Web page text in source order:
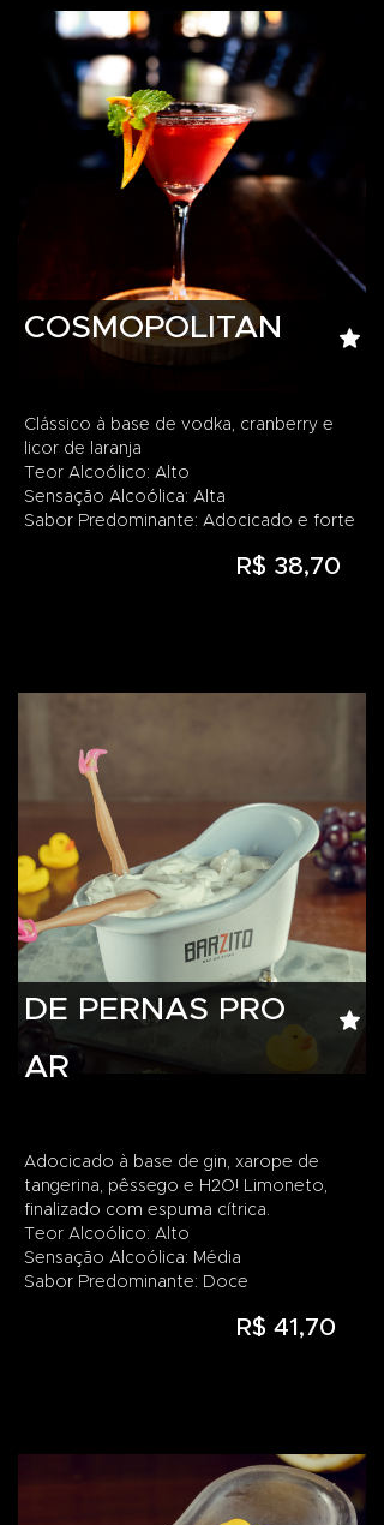
COSMOPOLITAN
Clássico à base de vodka, cranberry e
licor de laranja
Teor Alcoólico: Alto
Sensação Alcoólica: Alta
Sabor Predominante: Adocicado e forte
R$ 38,70
DE PERNAS PRO
AR
Adocicado à base de gin, xarope de
tangerina, pêssego e H2O! Limoneto,
finalizado com espuma cítrica.
Teor Alcoólico: Alto
Sensação Alcoólica: Média
Sabor Predominante: Doce
R$ 41,70